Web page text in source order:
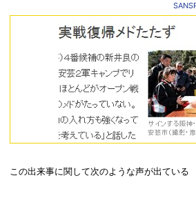
この出来事に関して次のような声が出ている